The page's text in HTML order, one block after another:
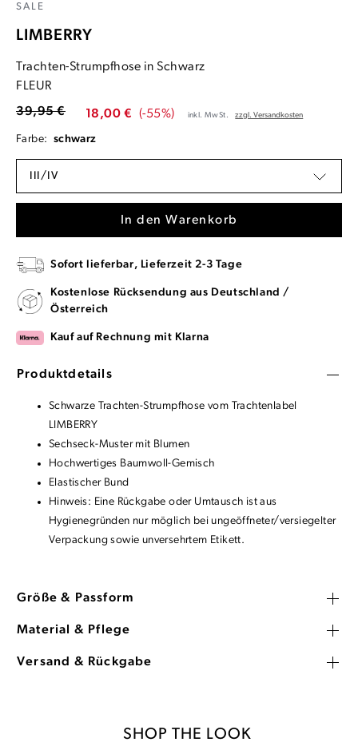
SALE
LIMBERRY
Trachten-Strumpfhose in Schwarz
FLEUR
18,00 € (-55%)
39,95 € inkl. MwSt. zzgl. Versandkosten
Farbe: schwarz
III/IV
In den Warenkorb
Sofort lieferbar, Lieferzeit 2-3 Tage
Kostenlose Rücksendung aus Deutschland /
Österreich
Kauf auf Rechnung mit Klarna
Produktdetails
Schwarze Trachten-Strumpfhose vom Trachtenlabel
LIMBERRY
Sechseck-Muster mit Blumen
Hochwertiges Baumwoll-Gemisch
Elastischer Bund
Hinweis: Eine Rückgabe oder Umtausch ist aus
Hygienegründen nur möglich bei ungeöffneter/versiegelter
Verpackung sowie unversehrtem Etikett.
Größe & Passform
Material & Pflege
Versand & Rückgabe
SHOP THE LOOK